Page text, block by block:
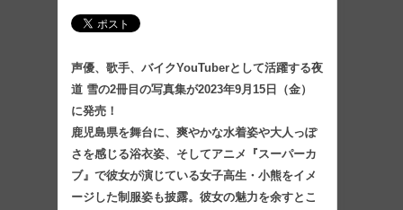
声優、歌手、バイクYouTuberとして活躍する夜
道 雪の2冊目の写真集が2023年9月15日（金）
に発売！
鹿児島県を舞台に、爽やかな水着姿や大人っぽ
さを感じる浴衣姿、そしてアニメ『スーパーカ
ブ』で彼女が演じている女子高生・小熊をイメ
ージした制服姿も披露。彼女の魅力を余すとこ